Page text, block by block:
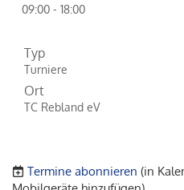
09:00 - 18:00
Typ
Turniere
Ort
TC Rebland eV
Termine abonnieren (in